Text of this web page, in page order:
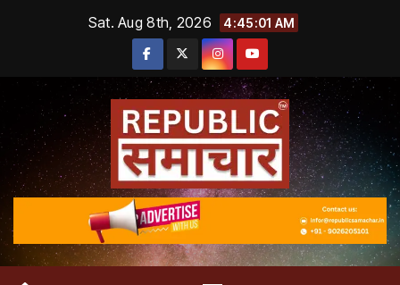
Sat. Aug 8th, 2026 4:45:02 AM